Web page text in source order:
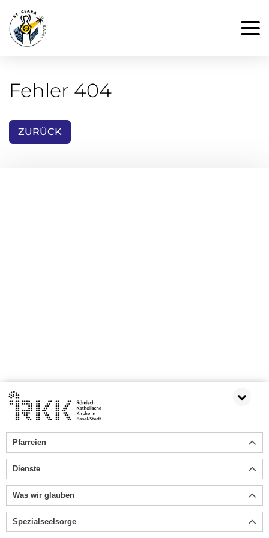
Fehler 404
ZURÜCK
Pfarreien
Dienste
Was wir glauben
Spezialseelsorge